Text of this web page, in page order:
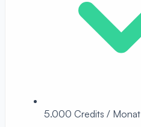
5.000 Credits / Monat